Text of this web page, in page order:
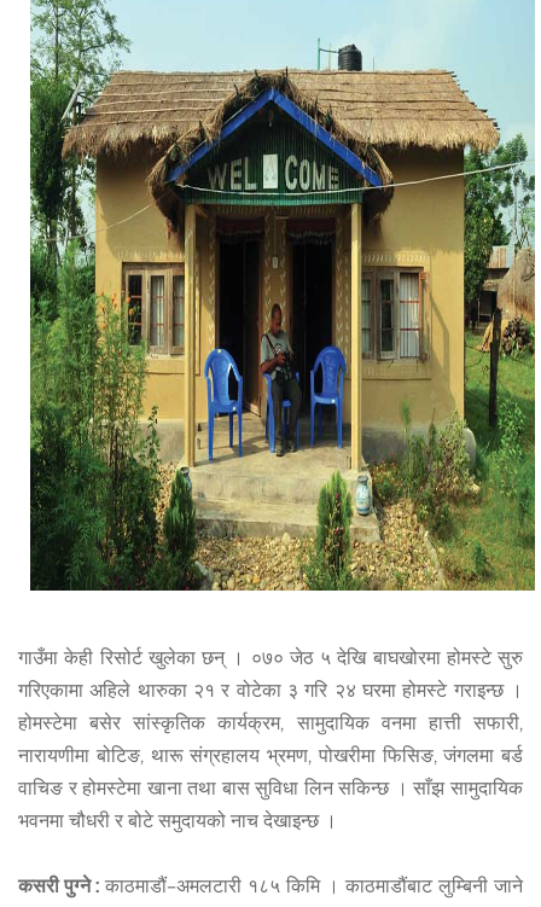
गाउँमा केही रिसोर्ट खुलेका छन् । ०७० जेठ ५ देखि बाघखोरमा होमस्टे सुरु
गरिएकामा अहिले थारुका २१ र वोटेका ३ गरि २४ घरमा होमस्टे गराइन्छ ।
होमस्टेमा बसेर सांस्कृतिक कार्यक्रम, सामुदायिक वनमा हात्ती सफारी,
नारायणीमा बोटिङ, थारू संग्रहालय भ्रमण, पोखरीमा फिसिङ, जंगलमा बर्ड
वाचिङ र होमस्टेमा खाना तथा बास सुविधा लिन सकिन्छ । साँझ सामुदायिक
भवनमा चौधरी र बोटे समुदायको नाच देखाइन्छ ।
कसरी पुग्ने : काठमाडौं–अमलटारी १८५ किमि । काठमाडौंबाट लुम्बिनी जाने